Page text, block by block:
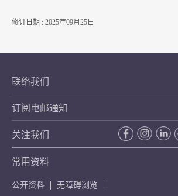
修订日期 : 2025年09月25日
联络我们
订阅电邮通知
关注我们
常用资料
公开资料 无障碍浏览